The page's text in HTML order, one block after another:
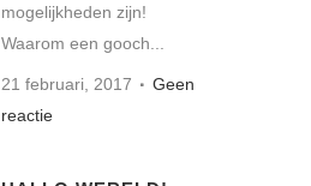
mogelijkheden zijn!
Waarom een gooch...
21 februari, 2017
Geen
reactie